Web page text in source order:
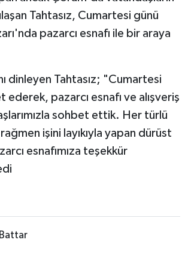
Tahtasız, Cumartesi günü
pazarcı esnafı ile bir araya
dinleyen Tahtasız; "Cumartesi
ederek, pazarcı esnafı ve alışveriş
sohbet ettik. Her türlü
işini layıkıyla yapan dürüst
esnafımıza teşekkür